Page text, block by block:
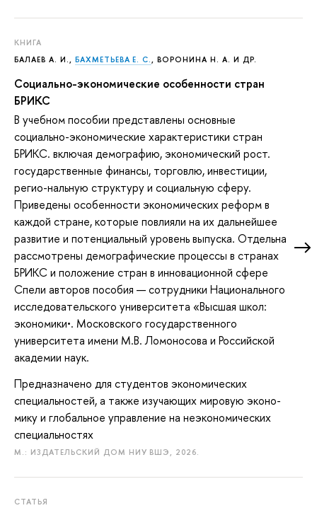
КНИГА
БАЛАЕВ А. И., БАХМЕТЬЕВА Е. С., ВОРОНИНА Н. А. И ДР.
Социально-экономические особенности стран
БРИКС
В учебном пособии представлены основные
социально-экономические характеристики стран
БРИКС. включая демографию, экономический рост.
государственные финансы, торговлю, инвестиции,
регио-нальную структуру и социальную сферу.
Приведены особенности экономических реформ в
каждой стране, которые повлияли на их дальнейшее
развитие и потенциальный уровень выпуска. Отдельна
рассмотрены демографические процессы в странах
БРИКС и положение стран в инновационной сфере
Спели авторов пособия — сотрудники Национального
исследовательского университета «Высшая школ:
экономики•. Московского государственного
университета имени М.В. Ломоносова и Российской
академии наук.
Предназначено для студентов экономических
специальностей, а также изучающих мировую эконо-
мику и глобальное управление на неэкономических
специальностях
М.: ИЗДАТЕЛЬСКИЙ ДОМ НИУ ВШЭ, 2026.
СТАТЬЯ